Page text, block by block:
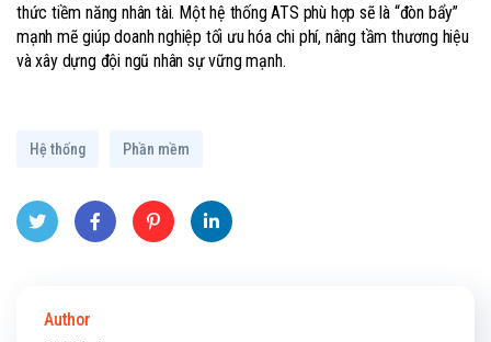
thức tiềm năng nhân tài. Một hệ thống ATS phù hợp sẽ là “đòn bẩy”
mạnh mẽ giúp doanh nghiệp tối ưu hóa chi phí, nâng tầm thương hiệu
và xây dựng đội ngũ nhân sự vững mạnh.
Hệ thống Phần mềm
Author